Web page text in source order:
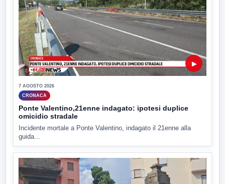
▶
7 AGOSTO 2026
CRONACA
Ponte Valentino,21enne indagato: ipotesi duplice
omicidio stradale
Incidente mortale a Ponte Valentino, indagato il 21enne alla
guida...